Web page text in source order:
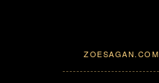
ZOESAGAN.COM